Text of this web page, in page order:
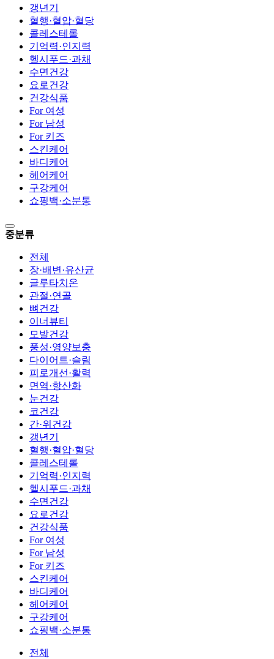
갱년기
혈행·혈압·혈당
콜레스테롤
기억력·인지력
헬시푸드·과채
수면건강
요로건강
건강식품
For 여성
For 남성
For 키즈
스킨케어
바디케어
헤어케어
구강케어
쇼핑백·소분통
중분류
전체
장·배변·유산균
글루타치온
관절·연골
뼈건강
이너뷰티
모발건강
풍성·영양보충
다이어트·슬림
피로개선·활력
면역·항산화
눈건강
코건강
간·위건강
갱년기
혈행·혈압·혈당
콜레스테롤
기억력·인지력
헬시푸드·과채
수면건강
요로건강
건강식품
For 여성
For 남성
For 키즈
스킨케어
바디케어
헤어케어
구강케어
쇼핑백·소분통
전체